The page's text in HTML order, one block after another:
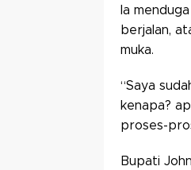
Ia
berjalan,
muka.
“Saya
kenapa?
proses-
Bupati